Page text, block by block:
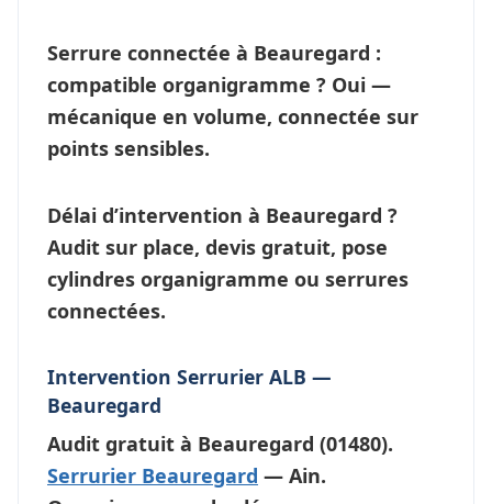
Serrure connectée à Beauregard :
compatible organigramme ? Oui —
mécanique en volume, connectée sur
points sensibles.
Délai d’intervention à Beauregard ?
Audit sur place, devis gratuit, pose
cylindres organigramme ou serrures
connectées.
Intervention Serrurier ALB —
Beauregard
Audit gratuit à Beauregard (01480).
Serrurier Beauregard — Ain.